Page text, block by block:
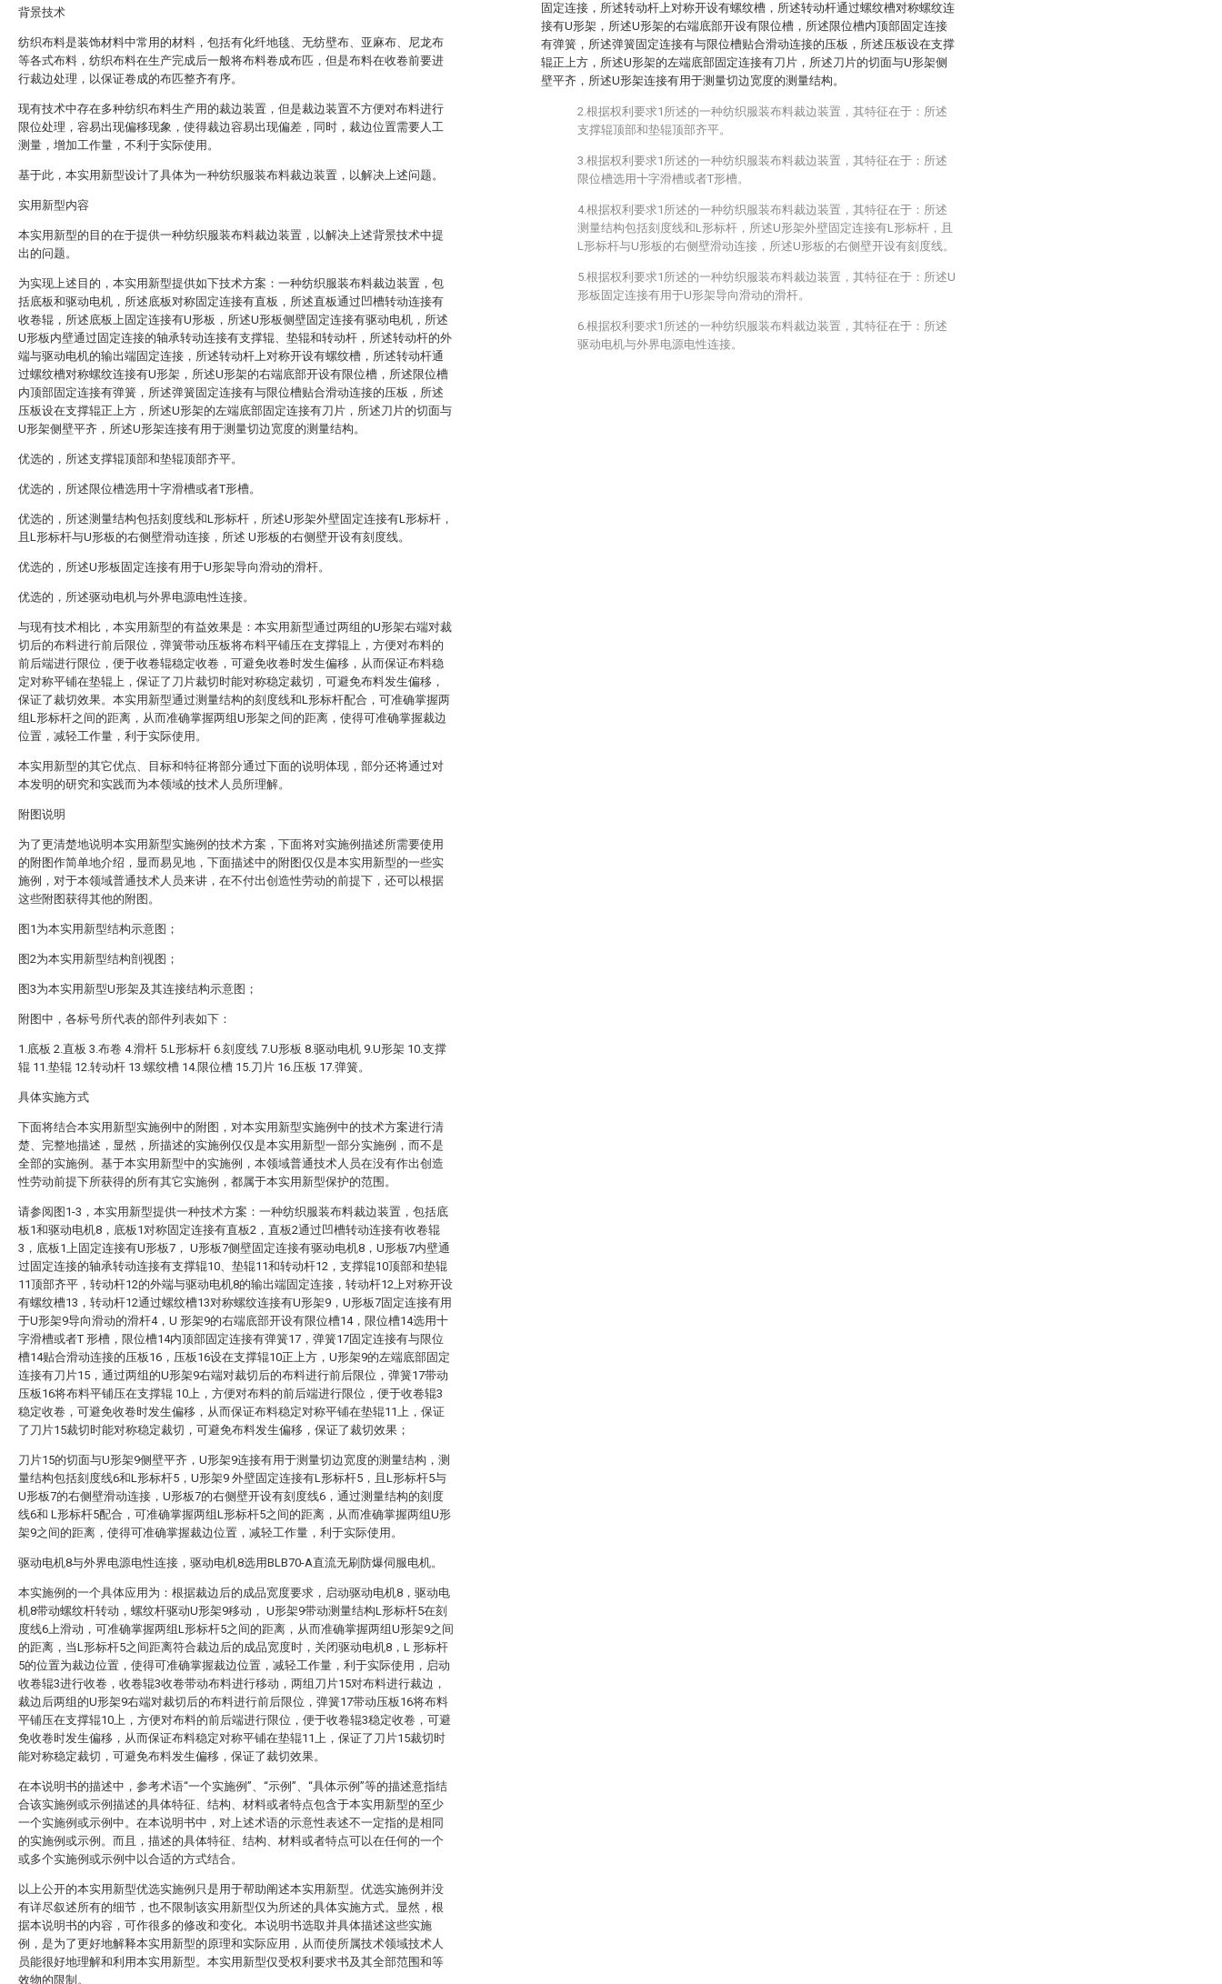
背景技术
纺织布料是装饰材料中常用的材料，包括有化纤地毯、无纺壁布、亚麻布、尼龙布
等各式布料，纺织布料在生产完成后一般将布料卷成布匹，但是布料在收卷前要进
行裁边处理，以保证卷成的布匹整齐有序。
现有技术中存在多种纺织布料生产用的裁边装置，但是裁边装置不方便对布料进行
限位处理，容易出现偏移现象，使得裁边容易出现偏差，同时，裁边位置需要人工
测量，增加工作量，不利于实际使用。
基于此，本实用新型设计了具体为一种纺织服装布料裁边装置，以解决上述问题。
实用新型内容
本实用新型的目的在于提供一种纺织服装布料裁边装置，以解决上述背景技术中提
出的问题。
为实现上述目的，本实用新型提供如下技术方案：一种纺织服装布料裁边装置，包
括底板和驱动电机，所述底板对称固定连接有直板，所述直板通过凹槽转动连接有
收卷辊，所述底板上固定连接有U形板，所述U形板侧壁固定连接有驱动电机，所述
U形板内壁通过固定连接的轴承转动连接有支撑辊、垫辊和转动杆，所述转动杆的外
端与驱动电机的输出端固定连接，所述转动杆上对称开设有螺纹槽，所述转动杆通
过螺纹槽对称螺纹连接有U形架，所述U形架的右端底部开设有限位槽，所述限位槽
内顶部固定连接有弹簧，所述弹簧固定连接有与限位槽贴合滑动连接的压板，所述
压板设在支撑辊正上方，所述U形架的左端底部固定连接有刀片，所述刀片的切面与
U形架侧壁平齐，所述U形架连接有用于测量切边宽度的测量结构。
优选的，所述支撑辊顶部和垫辊顶部齐平。
优选的，所述限位槽选用十字滑槽或者T形槽。
优选的，所述测量结构包括刻度线和L形标杆，所述U形架外壁固定连接有L形标杆，
且L形标杆与U形板的右侧壁滑动连接，所述 U形板的右侧壁开设有刻度线。
优选的，所述U形板固定连接有用于U形架导向滑动的滑杆。
优选的，所述驱动电机与外界电源电性连接。
与现有技术相比，本实用新型的有益效果是：本实用新型通过两组的U形架右端对裁
切后的布料进行前后限位，弹簧带动压板将布料平铺压在支撑辊上，方便对布料的
前后端进行限位，便于收卷辊稳定收卷，可避免收卷时发生偏移，从而保证布料稳
定对称平铺在垫辊上，保证了刀片裁切时能对称稳定裁切，可避免布料发生偏移，
保证了裁切效果。本实用新型通过测量结构的刻度线和L形标杆配合，可准确掌握两
组L形标杆之间的距离，从而准确掌握两组U形架之间的距离，使得可准确掌握裁边
位置，减轻工作量，利于实际使用。
本实用新型的其它优点、目标和特征将部分通过下面的说明体现，部分还将通过对
本发明的研究和实践而为本领域的技术人员所理解。
附图说明
为了更清楚地说明本实用新型实施例的技术方案，下面将对实施例描述所需要使用
的附图作简单地介绍，显而易见地，下面描述中的附图仅仅是本实用新型的一些实
施例，对于本领域普通技术人员来讲，在不付出创造性劳动的前提下，还可以根据
这些附图获得其他的附图。
图1为本实用新型结构示意图；
图2为本实用新型结构剖视图；
图3为本实用新型U形架及其连接结构示意图；
附图中，各标号所代表的部件列表如下：
1.底板 2.直板 3.布卷 4.滑杆 5.L形标杆 6.刻度线 7.U形板 8.驱动电机 9.U形架 10.支撑
辊 11.垫辊 12.转动杆 13.螺纹槽 14.限位槽 15.刀片 16.压板 17.弹簧。
具体实施方式
下面将结合本实用新型实施例中的附图，对本实用新型实施例中的技术方案进行清
楚、完整地描述，显然，所描述的实施例仅仅是本实用新型一部分实施例，而不是
全部的实施例。基于本实用新型中的实施例，本领域普通技术人员在没有作出创造
性劳动前提下所获得的所有其它实施例，都属于本实用新型保护的范围。
请参阅图1-3，本实用新型提供一种技术方案：一种纺织服装布料裁边装置，包括底
板1和驱动电机8，底板1对称固定连接有直板2，直板2通过凹槽转动连接有收卷辊
3，底板1上固定连接有U形板7， U形板7侧壁固定连接有驱动电机8，U形板7内壁通
过固定连接的轴承转动连接有支撑辊10、垫辊11和转动杆12，支撑辊10顶部和垫辊
11顶部齐平，转动杆12的外端与驱动电机8的输出端固定连接，转动杆12上对称开设
有螺纹槽13，转动杆12通过螺纹槽13对称螺纹连接有U形架9，U形板7固定连接有用
于U形架9导向滑动的滑杆4，U 形架9的右端底部开设有限位槽14，限位槽14选用十
字滑槽或者T 形槽，限位槽14内顶部固定连接有弹簧17，弹簧17固定连接有与限位
槽14贴合滑动连接的压板16，压板16设在支撑辊10正上方，U形架9的左端底部固定
连接有刀片15，通过两组的U形架9右端对裁切后的布料进行前后限位，弹簧17带动
压板16将布料平铺压在支撑辊 10上，方便对布料的前后端进行限位，便于收卷辊3
稳定收卷，可避免收卷时发生偏移，从而保证布料稳定对称平铺在垫辊11上，保证
了刀片15裁切时能对称稳定裁切，可避免布料发生偏移，保证了裁切效果；
刀片15的切面与U形架9侧壁平齐，U形架9连接有用于测量切边宽度的测量结构，测
量结构包括刻度线6和L形标杆5，U形架9 外壁固定连接有L形标杆5，且L形标杆5与
U形板7的右侧壁滑动连接，U形板7的右侧壁开设有刻度线6，通过测量结构的刻度
线6和 L形标杆5配合，可准确掌握两组L形标杆5之间的距离，从而准确掌握两组U形
架9之间的距离，使得可准确掌握裁边位置，减轻工作量，利于实际使用。
驱动电机8与外界电源电性连接，驱动电机8选用BLB70-A直流无刷防爆伺服电机。
本实施例的一个具体应用为：根据裁边后的成品宽度要求，启动驱动电机8，驱动电
机8带动螺纹杆转动，螺纹杆驱动U形架9移动， U形架9带动测量结构L形标杆5在刻
度线6上滑动，可准确掌握两组L形标杆5之间的距离，从而准确掌握两组U形架9之间
的距离，当L形标杆5之间距离符合裁边后的成品宽度时，关闭驱动电机8，L 形标杆
5的位置为裁边位置，使得可准确掌握裁边位置，减轻工作量，利于实际使用，启动
收卷辊3进行收卷，收卷辊3收卷带动布料进行移动，两组刀片15对布料进行裁边，
裁边后两组的U形架9右端对裁切后的布料进行前后限位，弹簧17带动压板16将布料
平铺压在支撑辊10上，方便对布料的前后端进行限位，便于收卷辊3稳定收卷，可避
免收卷时发生偏移，从而保证布料稳定对称平铺在垫辊11上，保证了刀片15裁切时
能对称稳定裁切，可避免布料发生偏移，保证了裁切效果。
在本说明书的描述中，参考术语“一个实施例”、“示例”、“具体示例”等的描述意指结
合该实施例或示例描述的具体特征、结构、材料或者特点包含于本实用新型的至少
一个实施例或示例中。在本说明书中，对上述术语的示意性表述不一定指的是相同
的实施例或示例。而且，描述的具体特征、结构、材料或者特点可以在任何的一个
或多个实施例或示例中以合适的方式结合。
以上公开的本实用新型优选实施例只是用于帮助阐述本实用新型。优选实施例并没
有详尽叙述所有的细节，也不限制该实用新型仅为所述的具体实施方式。显然，根
据本说明书的内容，可作很多的修改和变化。本说明书选取并具体描述这些实施
例，是为了更好地解释本实用新型的原理和实际应用，从而使所属技术领域技术人
员能很好地理解和利用本实用新型。本实用新型仅受权利要求书及其全部范围和等
效物的限制。
固定连接，所述转动杆上对称开设有螺纹槽，所述转动杆通过螺纹槽对称螺纹连
接有U形架，所述U形架的右端底部开设有限位槽，所述限位槽内顶部固定连接
有弹簧，所述弹簧固定连接有与限位槽贴合滑动连接的压板，所述压板设在支撑
辊正上方，所述U形架的左端底部固定连接有刀片，所述刀片的切面与U形架侧
壁平齐，所述U形架连接有用于测量切边宽度的测量结构。
2.根据权利要求1所述的一种纺织服装布料裁边装置，其特征在于：所述
支撑辊顶部和垫辊顶部齐平。
3.根据权利要求1所述的一种纺织服装布料裁边装置，其特征在于：所述
限位槽选用十字滑槽或者T形槽。
4.根据权利要求1所述的一种纺织服装布料裁边装置，其特征在于：所述
测量结构包括刻度线和L形标杆，所述U形架外壁固定连接有L形标杆，且
L形标杆与U形板的右侧壁滑动连接，所述U形板的右侧壁开设有刻度线。
5.根据权利要求1所述的一种纺织服装布料裁边装置，其特征在于：所述U
形板固定连接有用于U形架导向滑动的滑杆。
6.根据权利要求1所述的一种纺织服装布料裁边装置，其特征在于：所述
驱动电机与外界电源电性连接。